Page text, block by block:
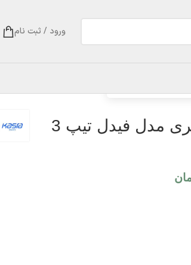
ورود / ثبت نام
مدل فیدل تیپ 3